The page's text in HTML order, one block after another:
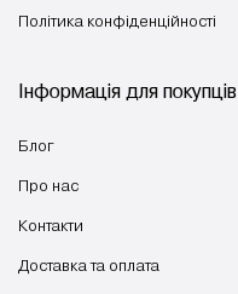
Політика конфіденційності
Інформація для покупців
Блог
Про нас
Контакти
Доставка та оплата